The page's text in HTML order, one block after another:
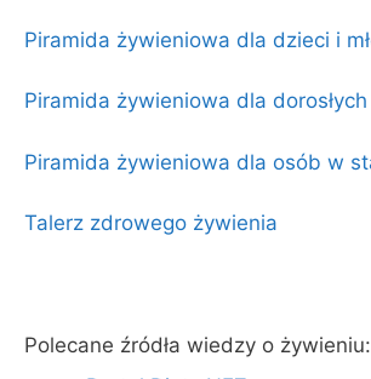
Piramida żywieniowa dla dzieci i
Piramida żywieniowa dla dorosłych
Piramida żywieniowa dla osób w
Talerz zdrowego żywienia
Polecane źródła wiedzy o żywieniu: